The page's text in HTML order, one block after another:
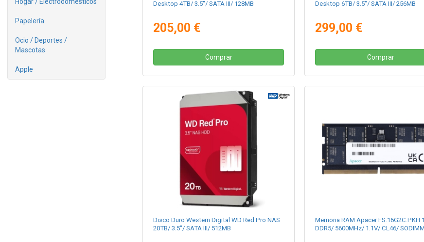
Papelería
Ocio / Deportes /
Mascotas
Apple
Desktop 4TB/ 3.5"/ SATA III/ 128MB
205,00 €
Comprar
Desktop 6TB/ 3.5"/ SATA III/ 256MB
299,00 €
Comprar
Disco Duro Western Digital WD Red Pro NAS
20TB/ 3.5"/ SATA III/ 512MB
Memoria RAM Apacer FS.16G2C.PKH
DDR5/ 5600MHz/ 1.1V/ CL46/ SODIMM